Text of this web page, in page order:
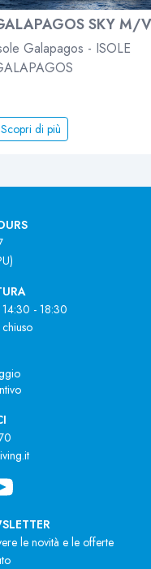
SKY M/V
Galapagos - ISOLE
Scopri di più
- 18:30
le novità e le offerte